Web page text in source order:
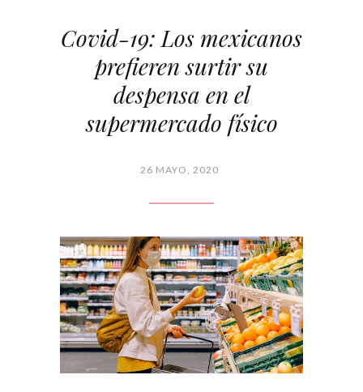
Covid-19: Los mexicanos
prefieren surtir su
despensa en el
supermercado físico
26 MAYO, 2020